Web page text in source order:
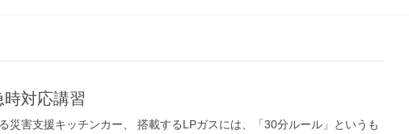
時対応講習
災害支援キッチンカー、 搭載するLPガスには、「30分ルール」というも